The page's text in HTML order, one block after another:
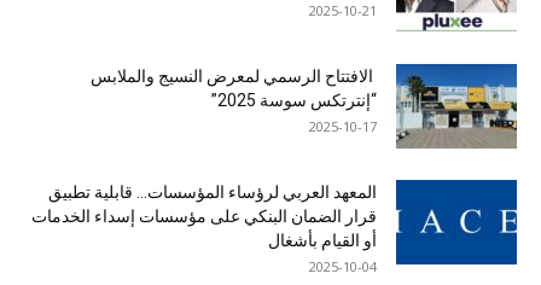
2025-10-21
الافتتاح الرسمي لمعرض النسيج والملابس
“إنترتكس سوسة 2025”
2025-10-17
المعهد العربي لرؤساء المؤسسات… قابلية تطبيق
قرار الضمان البنكي على مؤسسات إسداء الخدمات
أو القيام بأشغال
2025-10-04